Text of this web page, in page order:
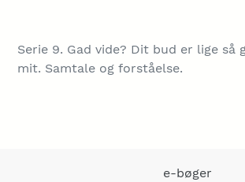
produkt
din
Serie 9. Gad vide? Dit bud er lige så
mit. Samtale og forståelse.
e-bøger